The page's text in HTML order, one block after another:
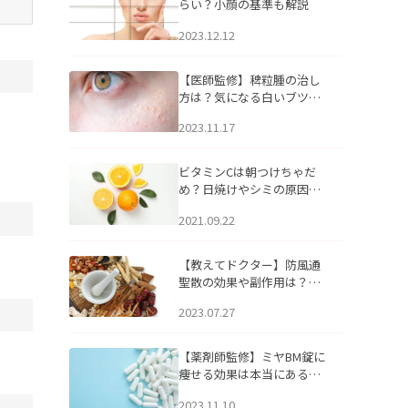
らい？小顔の基準も解説
2023.12.12
【医師監修】稗粒腫の治し
方は？気になる白いブツブ
アについて
2023.11.17
ビタミンCは朝つけちゃだ
め？日焼けやシミの原因に
2021.09.22
【教えてドクター】防風通
聖散の効果や副作用は？長
2023.07.27
【薬剤師監修】ミヤBM錠に
痩せる効果は本当にある